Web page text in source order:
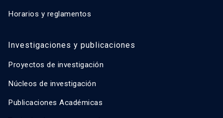
Horarios y reglamentos
Investigaciones y publicaciones
Proyectos de investigación
Núcleos de investigación
Publicaciones Académicas